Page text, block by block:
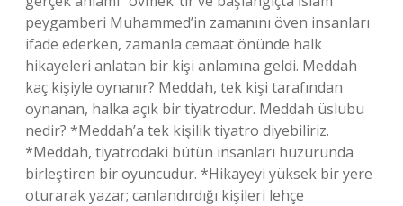
peygamberi Muhammed’in zamanını öven insanları
ifade ederken, zamanla cemaat önünde halk
hikayeleri anlatan bir kişi anlamına geldi. Meddah
kaç kişiyle oynanır? Meddah, tek kişi tarafından
oynanan, halka açık bir tiyatrodur. Meddah üslubu
nedir? *Meddah’a tek kişilik tiyatro diyebiliriz.
*Meddah, tiyatrodaki bütün insanları huzurunda
birleştiren bir oyuncudur. *Hikayeyi yüksek bir yere
oturarak yazar; canlandırdığı kişileri lehçe